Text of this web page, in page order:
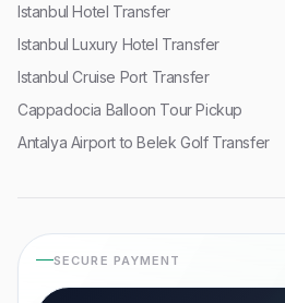
Istanbul Hotel Transfer
Istanbul Luxury Hotel Transfer
Istanbul Cruise Port Transfer
Cappadocia Balloon Tour Pickup
Antalya Airport to Belek Golf Transfer
SECURE PAYMENT